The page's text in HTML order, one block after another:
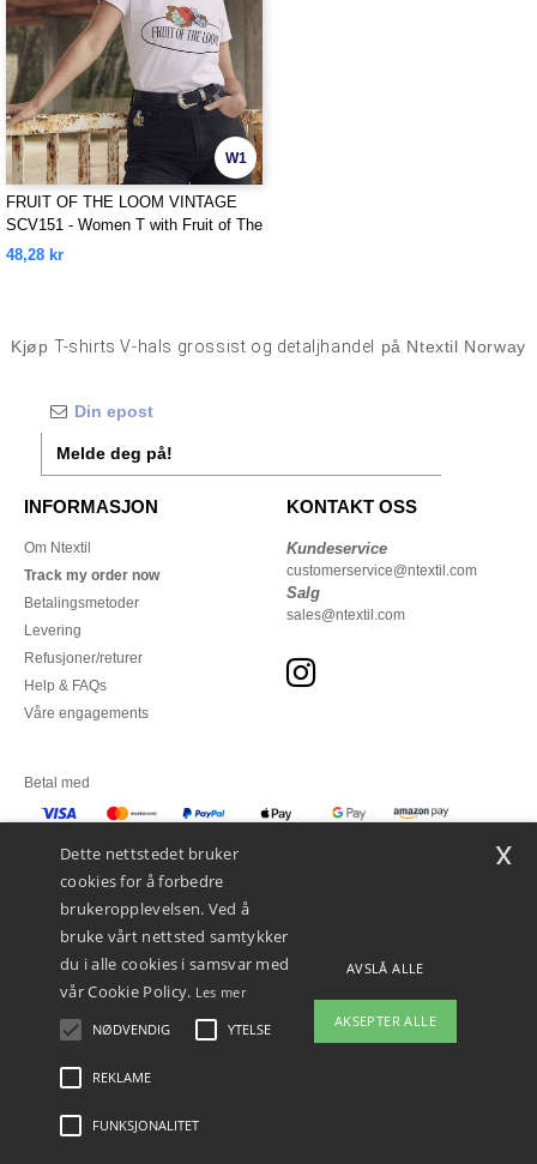
W1
FRUIT OF THE LOOM VINTAGE
SCV151 - Women T with Fruit of The
Loom logo printed on it
48,28 kr
KjøpT-shirts V-hals grossist og detaljhandel på Ntextil Norway
Melde deg på!
INFORMASJON
Om Ntextil
Track my order now
Betalingsmetoder
Levering
Refusjoner/returer
Help & FAQs
Våre engagements
KONTAKT OSS
Kundeservice
customerservice@ntextil.com
Salg
sales@ntextil.com
Betal med
Juridiske merknader
Dette nettstedet bruker
cookies for å forbedre
brukeropplevelsen. Ved å
bruke vårt nettsted samtykker
du i alle cookies i samsvar med
vår Cookie Policy. Les mer
NØDVENDIG YTELSE
REKLAME
FUNKSJONALITET
AVSLÅ ALLE
AKSEPTER ALLE
x